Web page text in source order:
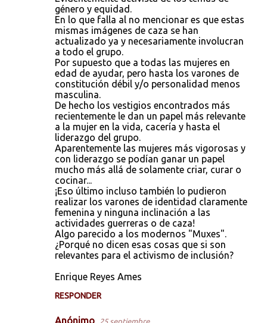
género y equidad.
En lo que falla al no mencionar es que estas
mismas imágenes de caza se han
actualizado ya y necesariamente involucran
a todo el grupo.
Por supuesto que a todas las mujeres en
edad de ayudar, pero hasta los varones de
constitución débil y/o personalidad menos
masculina.
De hecho los vestigios encontrados más
recientemente le dan un papel más relevante
a la mujer en la vida, cacería y hasta el
liderazgo del grupo.
Aparentemente las mujeres más vigorosas y
con liderazgo se podían ganar un papel
mucho más allá de solamente criar, curar o
cocinar...
¡Eso último incluso también lo pudieron
realizar los varones de identidad claramente
femenina y ninguna inclinación a las
actividades guerreras o de caza!
Algo parecido a los modernos "Muxes".
¿Porqué no dicen esas cosas que si son
relevantes para el activismo de inclusión?
Enrique Reyes Ames
RESPONDER
Anónimo 25 septiembre